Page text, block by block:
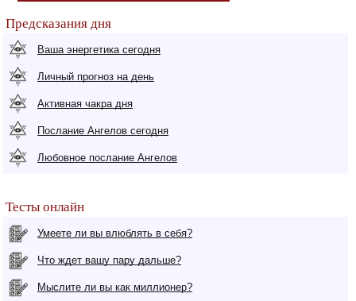
Предсказания дня
Ваша энергетика сегодня
Личный прогноз на день
Активная чакра дня
Послание Ангелов сегодня
Любовное послание Ангелов
Тесты онлайн
Умеете ли вы влюблять в себя?
Что ждет вашу пару дальше?
Мыслите ли вы как миллионер?